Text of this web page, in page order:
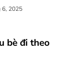
6, 2025
bè đi theo